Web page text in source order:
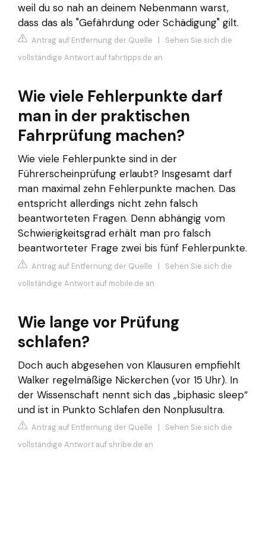
weil du so nah an deinem Nebenmann warst,
dass das als "Gefährdung oder Schädigung" gilt.
Antrag auf Entfernung der Quelle | Sehen Sie sich die
vollständige Antwort auf fahrtipps.de an
Wie viele Fehlerpunkte darf
man in der praktischen
Fahrprüfung machen?
Wie viele Fehlerpunkte sind in der
Führerscheinprüfung erlaubt? Insgesamt darf
man maximal zehn Fehlerpunkte machen. Das
entspricht allerdings nicht zehn falsch
beantworteten Fragen. Denn abhängig vom
Schwierigkeitsgrad erhält man pro falsch
beantworteter Frage zwei bis fünf Fehlerpunkte.
Antrag auf Entfernung der Quelle | Sehen Sie sich die
vollständige Antwort auf mobile.de an
Wie lange vor Prüfung
schlafen?
Doch auch abgesehen von Klausuren empfiehlt
Walker regelmäßige Nickerchen (vor 15 Uhr). In
der Wissenschaft nennt sich das „biphasic sleep“
und ist in Punkto Schlafen den Nonplusultra.
Antrag auf Entfernung der Quelle | Sehen Sie sich die
vollständige Antwort auf shribe.de an